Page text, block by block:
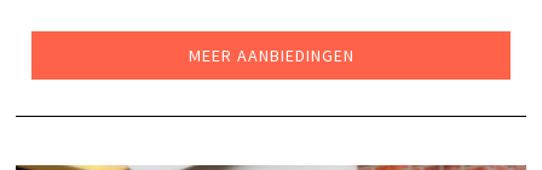
MEER AANBIEDINGEN